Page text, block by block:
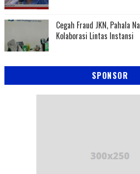
Cegah Fraud JKN, Pahala
Kolaborasi Lintas Instansi
SPONSOR